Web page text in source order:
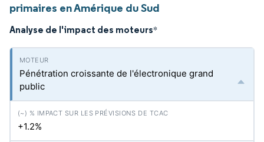
primaires en Amérique du Sud
Analyse de l'impact des moteurs*
Pénétration croissante de l'électronique grand
public
+1.2%